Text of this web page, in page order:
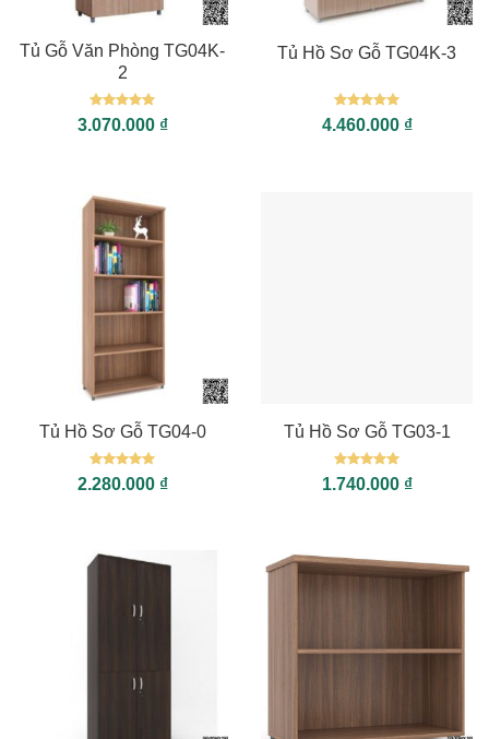
Tủ Gỗ Văn Phòng TG04K-
2
Được xếp
hạng55
3.070.000 ₫
Tủ Hồ Sơ Gỗ TG04K-3
Được xếp
hạng55
4.460.000 ₫
Tủ Hồ Sơ Gỗ TG04-0
Được xếp
hạng55
2.280.000 ₫
Tủ Hồ Sơ Gỗ TG03-1
Được xếp
hạng55
1.740.000 ₫